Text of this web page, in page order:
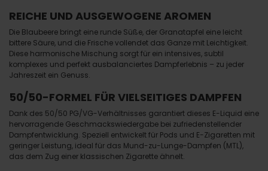
REICHE UND AUSGEWOGENE AROMEN
Die Blaubeere bringt eine runde Süße, der Granatapfel eine leicht
bittere Säure, und die Frische vollendet das Ganze mit Leichtigkeit.
Diese harmonische Mischung sorgt für ein intensives, subtil
komplexes und perfekt ausbalanciertes Dampferlebnis – zu jeder
Jahreszeit ein Genuss.
50/50-FORMEL FÜR VIELSEITIGES DAMPFEN
Dank des 50/50 PG/VG-Verhältnisses garantiert dieses E-Liquid eine
hervorragende Geschmackswiedergabe bei zufriedenstellender
Dampfentwicklung. Speziell entwickelt für Pods und E-Zigaretten mit
geringer Leistung, ideal für das Mund-zu-Lunge-Dampfen (MTL),
das dem Zug einer klassischen Zigarette ähnelt.